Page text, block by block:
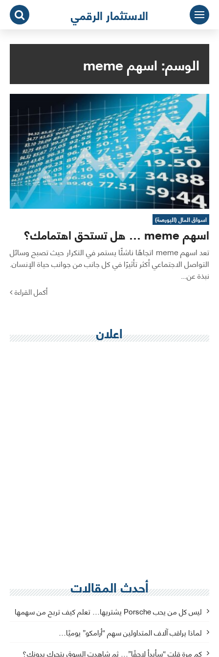
التجاوز
المحتوى
الاستثمار الرقمي
الوسم:اسهم meme
اسواق المال (البورصة)
اسهم meme … هل تستحق اهتمامك؟
تعد اسهم meme اتجاهًا ناشئًا يستمر في التكرار حيث تصبح وسائل
التواصل الاجتماعي أكثر تأثيرًا في كل جانب من جوانب حياة الإنسان.
نبذة عن...
أكمل القراءة
اعلان
أحدث المقالات
ليس كل من يحب Porsche يشتريها… تعلم كيف تربح من سهمها
لماذا يراقب آلاف المتداولين سهم “أرامكو” يوميًا…
كم مرة قلت “سأبدأ لاحقًا”… ثم شاهدت السوق يتحرك بدونك؟